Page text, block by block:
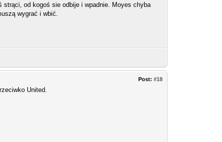
strąci, od kogoś sie odbije i wpadnie. Moyes chyba
wygrać i wbić.
Post:#18
United.